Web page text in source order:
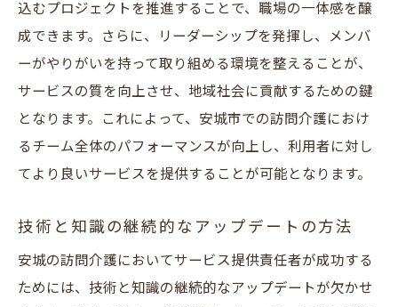
込むプロジェクトを推進することで、職場の一体感を醸
成できます。さらに、リーダーシップを発揮し、メンバ
ーがやりがいを持って取り組める環境を整えることが、
サービスの質を向上させ、地域社会に貢献するための鍵
となります。これによって、安城市での訪問介護におけ
るチーム全体のパフォーマンスが向上し、利用者に対し
てより良いサービスを提供することが可能となります。
技術と知識の継続的なアップデートの方法
安城の訪問介護においてサービス提供責任者が成功する
ためには、技術と知識の継続的なアップデートが欠かせ